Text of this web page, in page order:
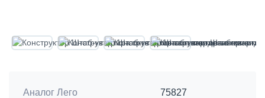
Аналог Лего
75827